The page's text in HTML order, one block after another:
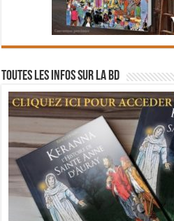
Toutes les infos sur la BD